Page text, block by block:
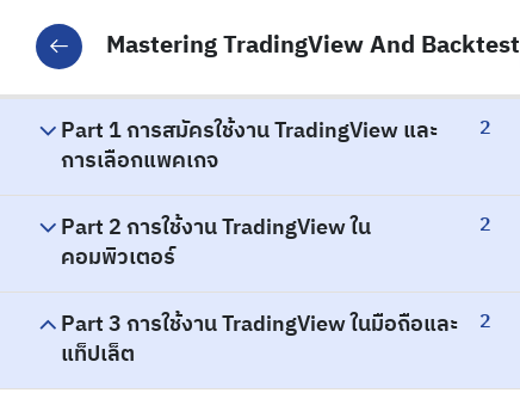
Part 1 การสมัครใช้งาน TradingView และ
การเลือกแพคเกจ
2
Part 2 การใช้งาน TradingView ใน
คอมพิวเตอร์
2
Part 3 การใช้งาน TradingView ในมือถือและ
แท็ปเล็ต
2
Mastering TradingView And Backtest